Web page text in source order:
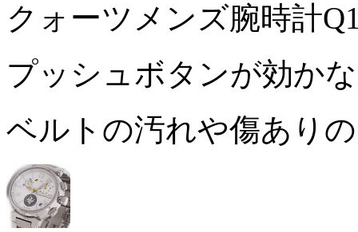
クォーツメンズ腕時計
プッシュボタンが効か
ベルトの汚れや傷あり